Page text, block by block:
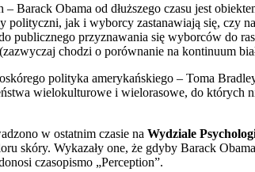
Barack Obama od dłuższego czasu jest
polityczni, jak i wyborcy zastanawiają się, czy
publicznego przyznawania się wyborców do
chodzi o porównanie na kontinuum
polityka amerykańskiego – Toma
wielokulturowe i wielorasowe, do
w ostatnim czasie na Wydziale
skóry. Wykazały one, że gdyby Barack
czasopismo „Perception”.